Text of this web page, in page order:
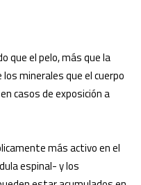
que el pelo, más que la
minerales que el cuerpo
casos de exposición a
más activo en el
espinal- y los